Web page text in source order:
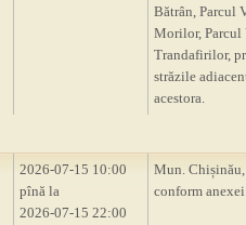
Bătrân, Parcul
Morilor, Parcul
Trandafirilor,
străzile
acestora.
2026-07-15 10:00
pînă la
2026-07-15 22:00
Mun.
conform anexei